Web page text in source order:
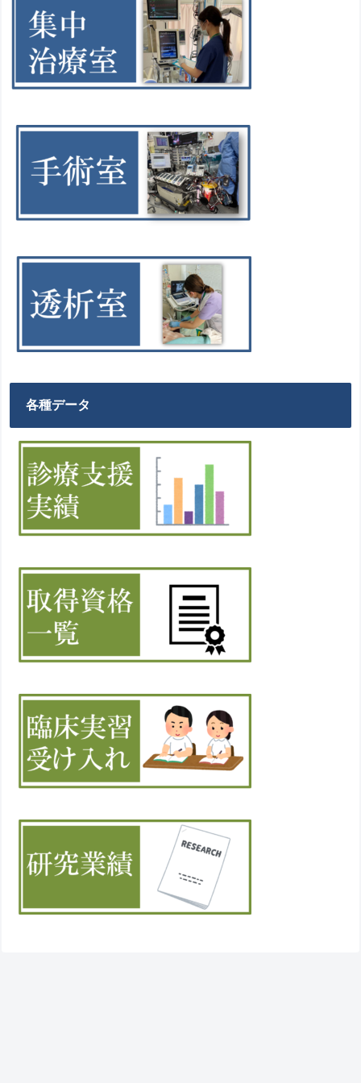
各種データ